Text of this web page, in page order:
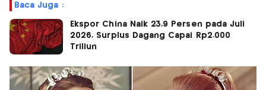
Baca Juga :
Ekspor China Naik 23,9 Persen pada Juli
2026, Surplus Dagang Capai Rp2.000
Triliun